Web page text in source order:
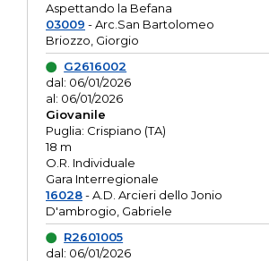
Aspettando la Befana
03009 - Arc.San Bartolomeo
Briozzo, Giorgio
G2616002
dal: 06/01/2026
al: 06/01/2026
Giovanile
Puglia: Crispiano (TA)
18 m
O.R. Individuale
Gara Interregionale
16028- A.D. Arcieri dello Jonio
D'ambrogio, Gabriele
R2601005
dal: 06/01/2026